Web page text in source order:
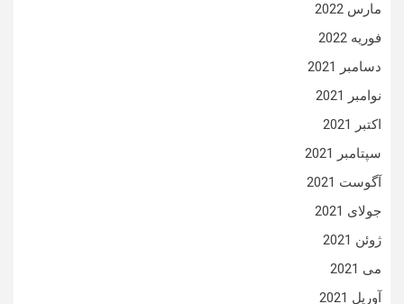
مارس 2022
فوریه 2022
دسامبر 2021
نوامبر 2021
اکتبر 2021
سپتامبر 2021
آگوست 2021
جولای 2021
ژوئن 2021
می 2021
آوریل 2021